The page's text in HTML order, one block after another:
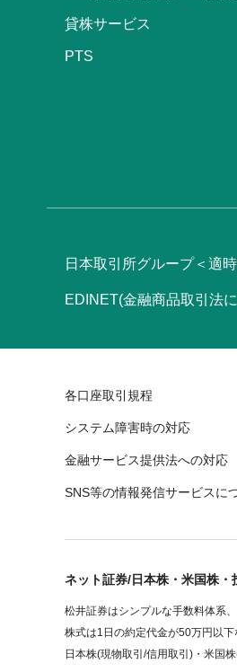
貸株サービス
PTS
日本取引所グループ＜適
EDINET(金融商品取引法
各口座取引規程
システム障害時の対応
金融サービス提供法への対応
SNS等の情報発信サービスに
ネット証券/日本株・米国株
松井証券はシンプルな手数料体系
株式は1日の約定代金が50万円以
日本株(現物取引/信用取引)・米国